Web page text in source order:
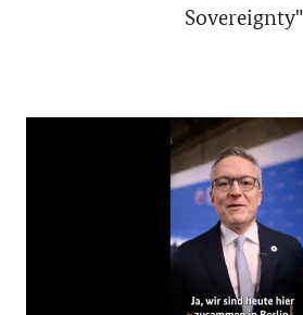
Sovereignty"